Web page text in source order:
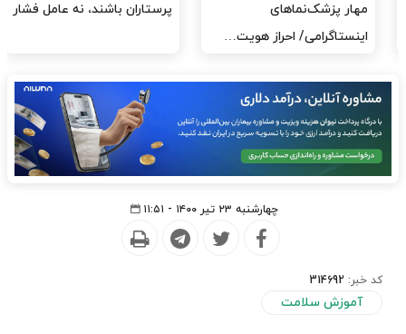
پرستاران باشند، نه عامل فشار
آزمون و خطا نیست
چهارشنبه ۲۳ تیر ۱۴۰۰ - ۱۱:۵۱
کد خبر: 314692
آموزش سلامت